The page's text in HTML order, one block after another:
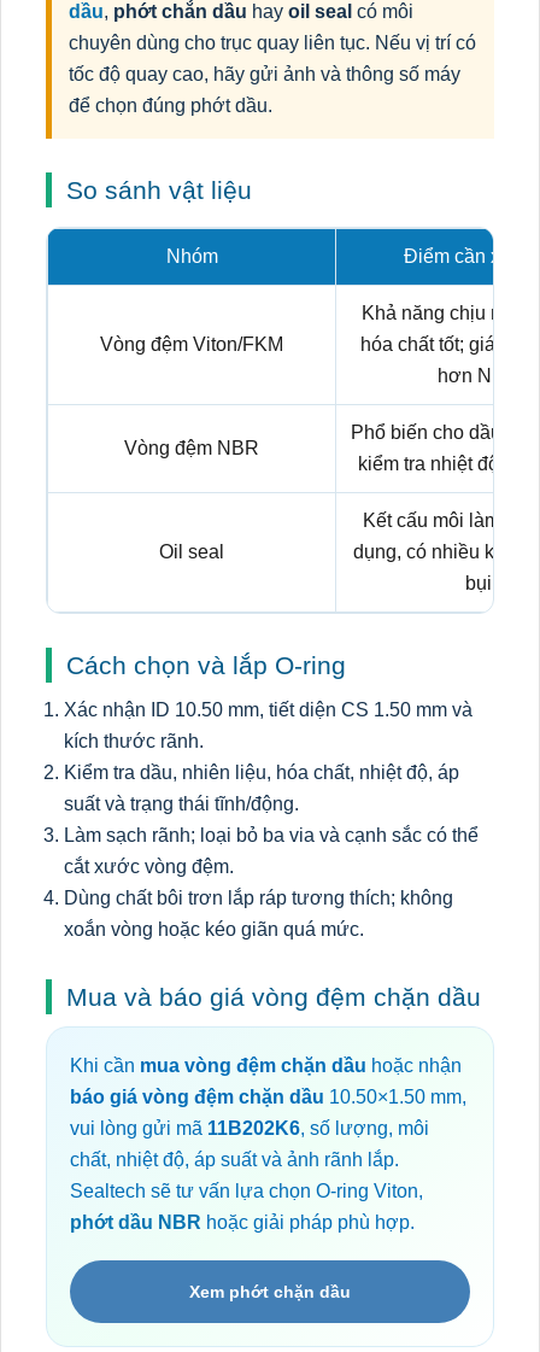
dầu, phớt chắn dầu hay oil seal có môi
chuyên dùng cho trục quay liên tục. Nếu vị trí có
tốc độ quay cao, hãy gửi ảnh và thông số máy
để chọn đúng phớt dầu.
So sánh vật liệu
Nhóm Điểm cần xem
Vòng đệm Viton/FKM
Khả năng chịu
hóa chất tốt; giá
hơn NBR.
Vòng đệm NBR
Phổ biến cho dầu
kiểm tra nhiệt độ và
Oil seal
Kết cấu môi làm kín
dụng, có nhiều kiểu
bụi.
Cách chọn và lắp O-ring
Xác nhận ID 10.50 mm, tiết diện CS 1.50 mm và
kích thước rãnh.
Kiểm tra dầu, nhiên liệu, hóa chất, nhiệt độ, áp
suất và trạng thái tĩnh/động.
Làm sạch rãnh; loại bỏ ba via và cạnh sắc có thể
cắt xước vòng đệm.
Dùng chất bôi trơn lắp ráp tương thích; không
xoắn vòng hoặc kéo giãn quá mức.
Mua và báo giá vòng đệm chặn dầu
Khi cần mua vòng đệm chặn dầu hoặc nhận
báo giá vòng đệm chặn dầu 10.50×1.50 mm,
vui lòng gửi mã 11B202K6, số lượng, môi
chất, nhiệt độ, áp suất và ảnh rãnh lắp.
Sealtech sẽ tư vấn lựa chọn O-ring Viton,
phớt dầu NBR hoặc giải pháp phù hợp.
Xem phớt chặn dầu